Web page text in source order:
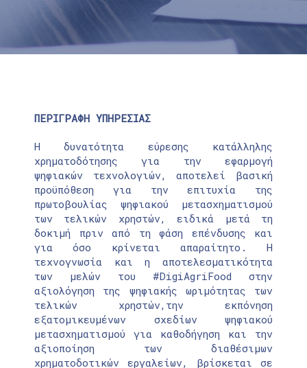
ΠΕΡΙΓΡΑΦΗ ΥΠΗΡΕΣΙΑΣ
Η δυνατότητα εύρεσης κατάλληλης
χρηματοδότησης για την εφαρμογή
ψηφιακών τεχνολογιών, αποτελεί βασική
προϋπόθεση για την επιτυχία της
πρωτοβουλίας ψηφιακού μετασχηματισμού
των τελικών χρηστών, ειδικά μετά τη
δοκιμή πριν από τη φάση επένδυσης και
για όσο κρίνεται απαραίτητο. Η
τεχνογνωσία και η αποτελεσματικότητα
των μελών του #DigiAgriFood στην
αξιολόγηση της ψηφιακής ωριμότητας των
τελικών χρηστών,την εκπόνηση
εξατομικευμένων σχεδίων ψηφιακού
μετασχηματισμού για καθοδήγηση και την
αξιοποίηση των διαθέσιμων
χρηματοδοτικών εργαλείων, βρίσκεται σε